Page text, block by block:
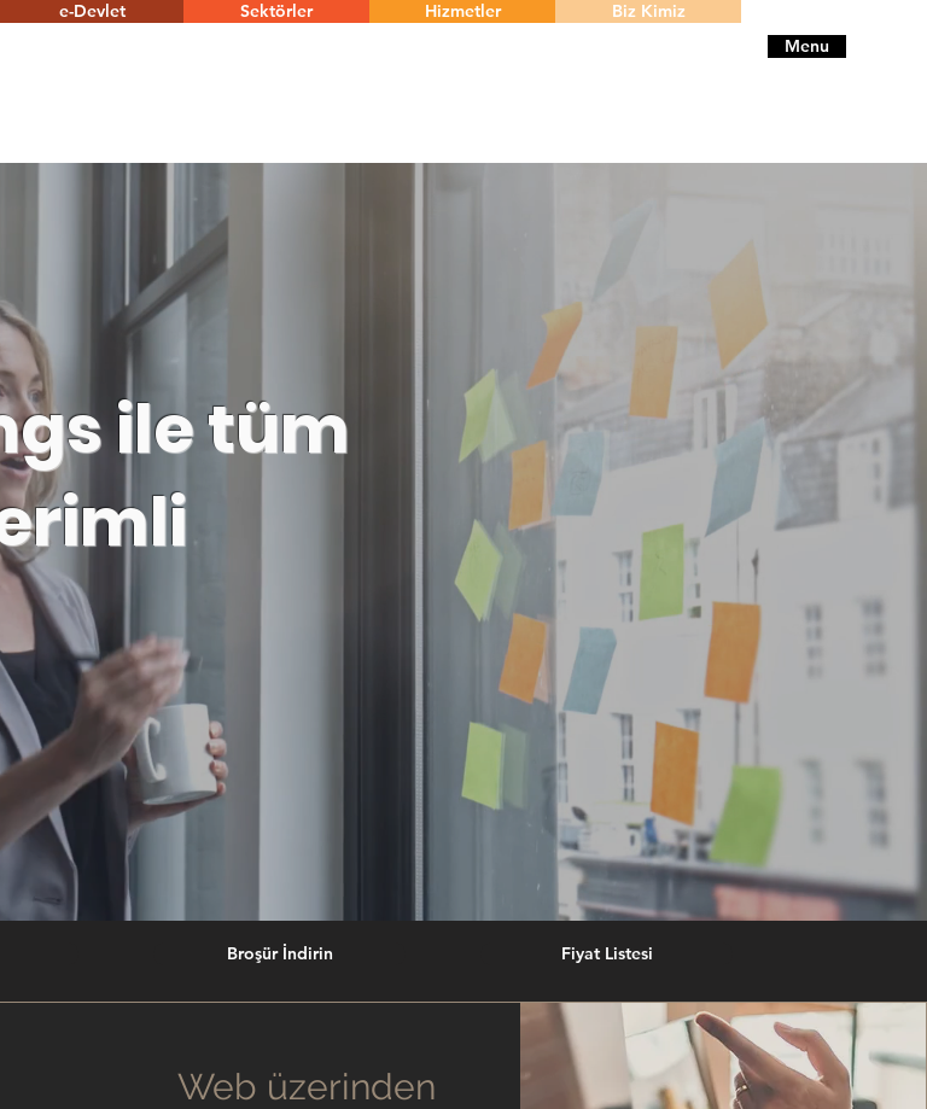
e-Devlet Sektörler Hizmetler
Biz Kimiz
Menu
ile tüm
Broşür İndirin Fiyat Listesi
Web üzerinden